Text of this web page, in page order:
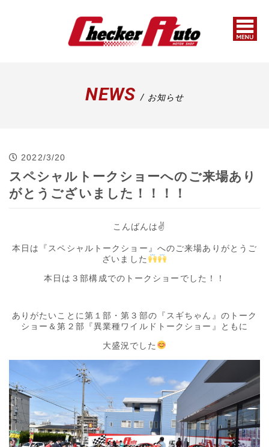
NEWS/ お知らせ
2022/3/20
スペシャルトークショーへのご来場あり
がとうございました！！！！
こんばんは✌
本日は『スペシャルトークショー』へのご来場ありがとうご
ざいました
本日は３部構成でのトークショーでした！！
ありがたいことに第１部・第３部の『スギちゃん』のトーク
ショー＆第２部『異業種ワイルドトークショー』ともに
大盛況でした